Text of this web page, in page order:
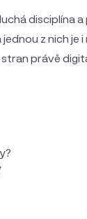
disciplína
z nich je i
právě